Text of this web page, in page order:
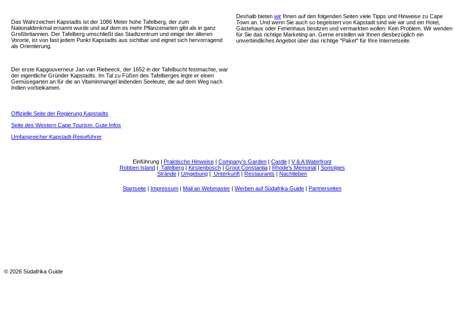
Das Wahrzeichen Kapstadts ist der 1086 Meter hohe Tafelberg, der zum
Nationaldenkmal ernannt wurde und auf dem es mehr Pflanzenarten gibt als in ganz
Großbritannien. Der Tafelberg umschließt das Stadtzentrum und einige der älteren
Vororte, ist von fast jedem Punkt Kapstadts aus sichtbar und eignet sich hervorragend
als Orientierung.
Der erste Kapgouverneur Jan van Riebeeck, der 1652 in der Tafelbucht festmachte, war
der eigentliche Gründer Kapstadts. Im Tal zu Füßen des Tafelberges legte er einen
Gemüsegarten an für die an Vitaminmangel leidenden Seeleute, die auf dem Weg nach
Indien vorbeikamen.
Deshalb bieten wir Ihnen auf den folgenden Seiten viele Tipps und Hinweise zu Cape
Town an. Und wenn Sie auch so begeistert von Kapstadt sind wie wir und ein Hotel,
Gästehaus oder Ferienhaus besitzen und vermarkten wollen: Kein Problem. Wir wenden
für Sie das richtige Marketing an. Gerne erstellen wir Ihnen diesbezüglich ein
unverbindliches Angebot über das richtige "Paket" für Ihre Internetseite.
Offizielle Seite der Regierung Kapstadts
Seite des Western Cape Tourism. Gute Infos
Umfangreicher Kapstadt-Reiseführer
Einführung Praktische Hinweise Company's Garden Castle
V & A Waterfront
Robben Island
Tafelberg Kirstenbosch Groot Constantia Rhode's Memorial
Sonstiges
Strände
Umgebung Unterkunft Restaurants Nachtleben
Startseite Impressum Mail an Webmaster Werben auf Südafrika Guide Partnerseiten
© 2026 Südafrika Guide